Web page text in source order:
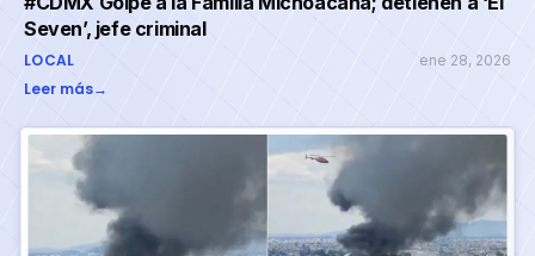
Seven’, jefe criminal
LOCAL ene 28, 2026
Leer más→